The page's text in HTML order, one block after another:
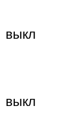
выкл
выкл